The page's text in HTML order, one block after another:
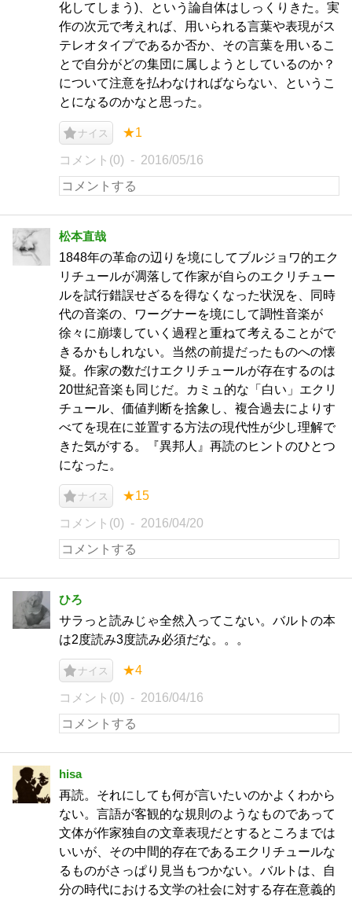
化してしまう)、という論自体はしっくりきた。実
作の次元で考えれば、用いられる言葉や表現がス
テレオタイプであるか否か、その言葉を用いるこ
とで自分がどの集団に属しようとしているのか？
について注意を払わなければならない、というこ
とになるのかなと思った。
ナイス ★1
コメント(0) 2016/05/16
松本直哉
1848年の革命の辺りを境にしてブルジョワ的エク
リチュールが凋落して作家が自らのエクリチュー
ルを試行錯誤せざるを得なくなった状況を、同時
代の音楽の、ワーグナーを境にして調性音楽が
徐々に崩壊していく過程と重ねて考えることがで
きるかもしれない。当然の前提だったものへの懐
疑。作家の数だけエクリチュールが存在するのは
20世紀音楽も同じだ。カミュ的な「白い」エクリ
チュール、価値判断を捨象し、複合過去によりす
べてを現在に並置する方法の現代性が少し理解で
きた気がする。『異邦人』再読のヒントのひとつ
になった。
ナイス ★15
コメント(0) 2016/04/20
ひろ
サラっと読みじゃ全然入ってこない。バルトの本
は2度読み3度読み必須だな。。。
ナイス ★4
コメント(0) 2016/04/16
hisa
再読。それにしても何が言いたいのかよくわから
ない。言語が客観的な規則のようなものであって
文体が作家独自の文章表現だとするところまでは
いいが、その中間的存在であるエクリチュールな
るものがさっぱり見当もつかない。バルトは、自
分の時代における文学の社会に対する存在意義的